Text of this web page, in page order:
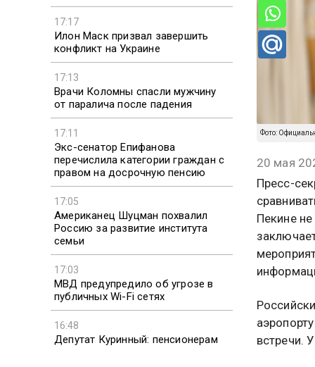
17:17
Илон Маск призвал завершить
конфликт на Украине
17:13
Врачи Коломны спасли мужчину
от паралича после падения
17:11
Экс-сенатор Епифанова
перечислила категории граждан с
правом на досрочную пенсию
17:05
Американец Шуцман похвалил
Россию за развитие института
семьи
17:03
МВД предупредило об угрозе в
публичных Wi-Fi сетях
16:48
Депутат Куринный: пенсионерам
Фото:
20 мая
Пресс-
Пекине
встречи.